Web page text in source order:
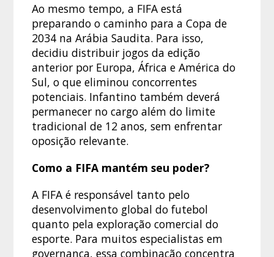
Ao mesmo tempo, a FIFA está
preparando o caminho para a Copa de
2034 na Arábia Saudita. Para isso,
decidiu distribuir jogos da edição
anterior por Europa, África e América do
Sul, o que eliminou concorrentes
potenciais. Infantino também deverá
permanecer no cargo além do limite
tradicional de 12 anos, sem enfrentar
oposição relevante.
Como a FIFA mantém seu poder?
A FIFA é responsável tanto pelo
desenvolvimento global do futebol
quanto pela exploração comercial do
esporte. Para muitos especialistas em
governança, essa combinação concentra